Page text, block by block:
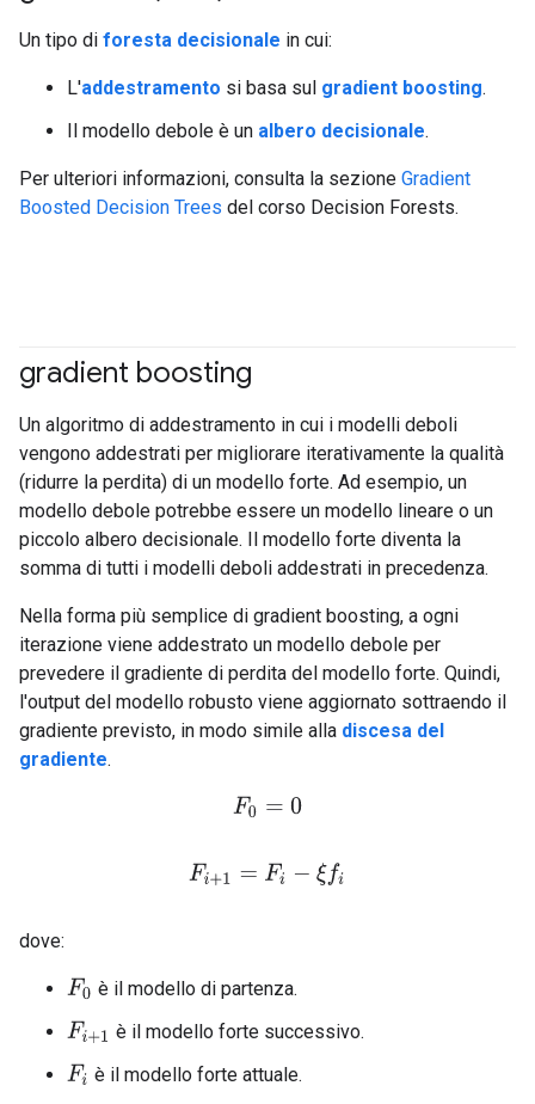
Un tipo di foresta decisionale in cui:
L'addestramento si basa sul gradient boosting.
Il modello debole è un albero decisionale.
Per ulteriori informazioni, consulta la sezione Gradient
Boosted Decision Trees del corso Decision Forests.
gradient boosting
Un algoritmo di addestramento in cui i modelli deboli
vengono addestrati per migliorare iterativamente la qualità
(ridurre la perdita) di un modello forte. Ad esempio, un
modello debole potrebbe essere un modello lineare o un
piccolo albero decisionale. Il modello forte diventa la
somma di tutti i modelli deboli addestrati in precedenza.
Nella forma più semplice di gradient boosting, a ogni
iterazione viene addestrato un modello debole per
prevedere il gradiente di perdita del modello forte. Quindi,
l'output del modello robusto viene aggiornato sottraendo il
gradiente previsto, in modo simile alla discesa del
gradiente.
F 0=0
F +1 =Fi− ξf
dove:
F0 è il modello di partenza.
Fi+1 è il modello forte successivo.
Fi è il modello forte attuale.